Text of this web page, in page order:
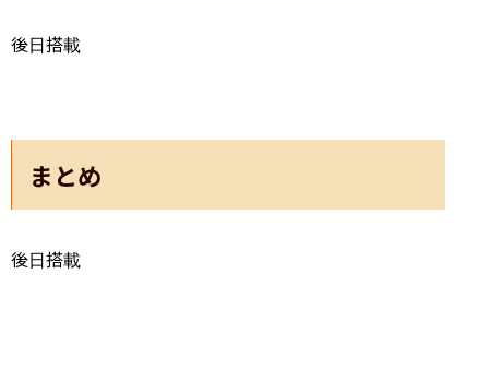
後日搭載
まとめ
後日搭載